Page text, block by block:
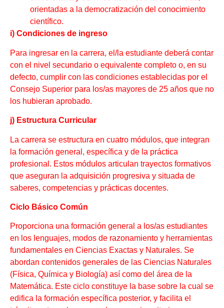
orientadas a la democratización del conocimiento
científico.
i) Condiciones de ingreso
Para ingresar en la carrera, el/la estudiante deberá contar
con el nivel secundario o equivalente completo o, en su
defecto, cumplir con las condiciones establecidas por el
Consejo Superior para los/as mayores de 25 años que no
los hubieran aprobado.
j) Estructura Curricular
La carrera se estructura en cuatro módulos, que integran
la formación general, específica y de la práctica
profesional. Estos módulos articulan trayectos formativos
que aseguran la adquisición progresiva y situada de
saberes, competencias y prácticas docentes.
Ciclo Básico Común
Proporciona una formación general a los/as estudiantes
en los lenguajes, modos de razonamiento y herramientas
fundamentales en Ciencias Exactas y Naturales. Se
abordan contenidos generales de las Ciencias Naturales
(Física, Química y Biología) así como del área de la
Matemática. Este ciclo constituye la base sobre la cual se
edifica la formación específica posterior, y facilita el